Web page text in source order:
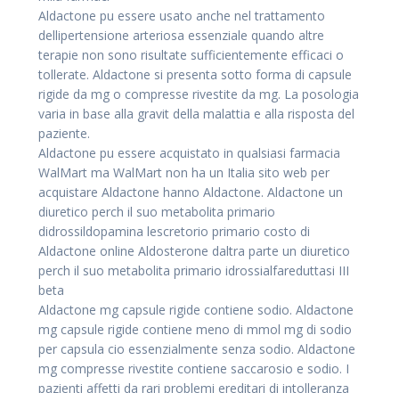
Aldactone pu essere usato anche nel trattamento
dellipertensione arteriosa essenziale quando altre
terapie non sono risultate sufficientemente efficaci o
tollerate. Aldactone si presenta sotto forma di capsule
rigide da mg o compresse rivestite da mg. La posologia
varia in base alla gravit della malattia e alla risposta del
paziente.
Aldactone pu essere acquistato in qualsiasi farmacia
WalMart ma WalMart non ha un Italia sito web per
acquistare Aldactone hanno Aldactone. Aldactone un
diuretico perch il suo metabolita primario
didrossildopamina lescretorio primario costo di
Aldactone online Aldosterone daltra parte un diuretico
perch il suo metabolita primario idrossialfareduttasi III
beta
Aldactone mg capsule rigide contiene sodio. Aldactone
mg capsule rigide contiene meno di mmol mg di sodio
per capsula cio essenzialmente senza sodio. Aldactone
mg compresse rivestite contiene saccarosio e sodio. I
pazienti affetti da rari problemi ereditari di intolleranza